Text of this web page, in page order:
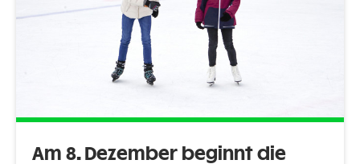
Am 8. Dezember beginnt die